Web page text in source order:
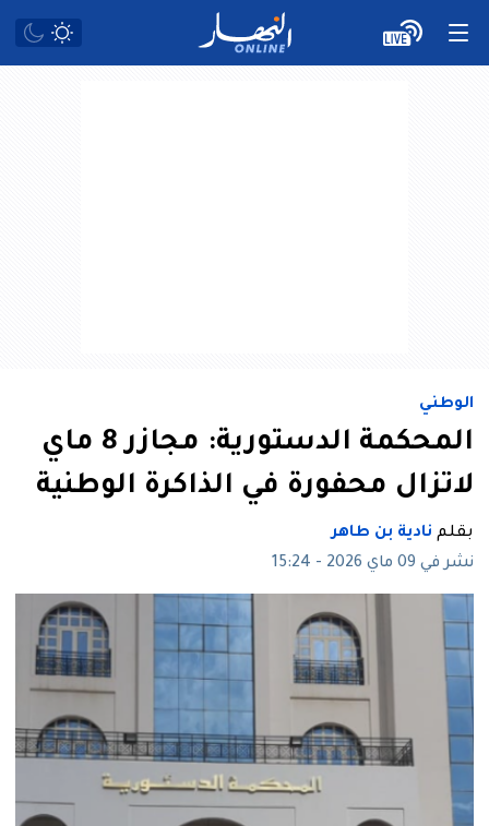
الوطني
المحكمة الدستورية: مجازر 8 ماي
لاتزال محفورة في الذاكرة الوطنية
بقلم نادية بن طاهر
نشر في 09 ماي 2026 - 15:24